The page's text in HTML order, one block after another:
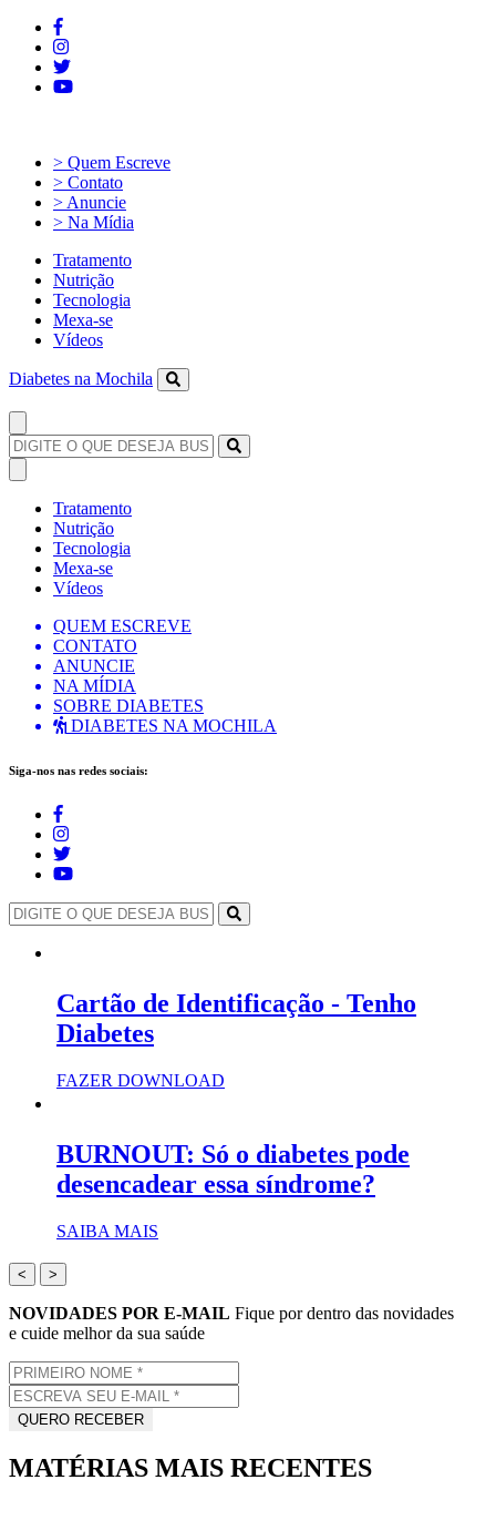
> Quem Escreve
> Contato
> Anuncie
> Na Mídia
Tratamento
Nutrição
Tecnologia
Mexa-se
Vídeos
Diabetes na Mochila
Tratamento
Nutrição
Tecnologia
Mexa-se
Vídeos
QUEM ESCREVE
CONTATO
ANUNCIE
NA MÍDIA
SOBRE DIABETES
DIABETES NA MOCHILA
Siga-nos nas redes sociais:
Cartão de Identificação - Tenho
Diabetes
FAZER DOWNLOAD
BURNOUT: Só o diabetes pode
desencadear essa síndrome?
SAIBA MAIS
< >
NOVIDADES POR E-MAIL Fique por dentro das novidades
e cuide melhor da sua saúde
MATÉRIAS MAIS RECENTES